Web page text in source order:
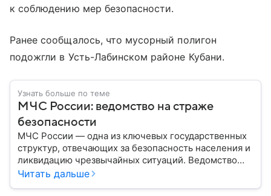
к соблюдению мер безопасности.
Ранее сообщалось, что мусорный полигон
подожгли в Усть-Лабинском районе Кубани.
Узнать больше по теме
МЧС России: ведомство на страже
безопасности
МЧС России — одна из ключевых государственных
структур, отвечающих за безопасность населения и
ликвидацию чрезвычайных ситуаций. Ведомство
играет важную роль в защите граждан от
Читать дальше